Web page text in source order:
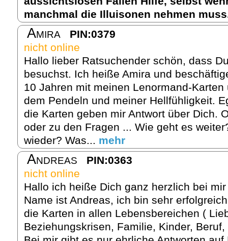
manchmal die Illuisonen nehmen
Amira
PIN:0379
nicht online
Hallo lieber Ratsuchender schön, dass
besuchst. Ich heiße Amira und
10 Jahren mit meinen Lenormand-
dem Pendeln und meiner Hellfühligkeit.
die Karten geben mir Antwort über Dich.
oder zu den Fragen ... Wie geht es
wieder? Was... mehr
Andreas
PIN:0363
nicht online
Hallo ich heiße Dich ganz herzlich bei
Name ist Andreas, ich bin sehr
die Karten in allen Lebensbereichen (
Beziehungskrisen, Familie, Kinder,